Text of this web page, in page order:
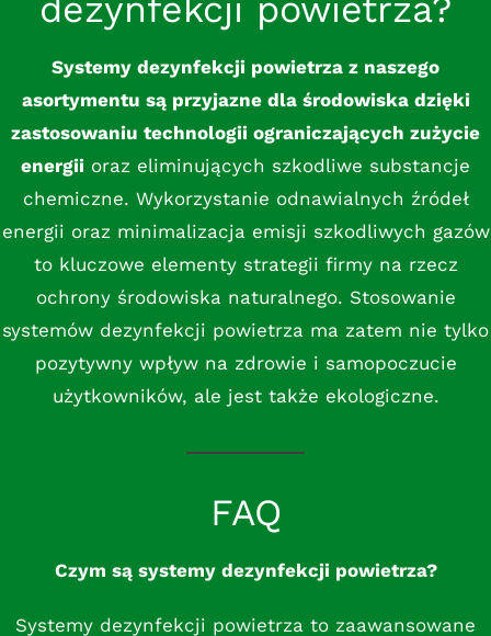
dezynfekcji powietrza?
Systemy dezynfekcji powietrza z naszego
asortymentu są przyjazne dla środowiska dzięki
zastosowaniu technologii ograniczających zużycie
energii oraz eliminujących szkodliwe substancje
chemiczne. Wykorzystanie odnawialnych źródeł
energii oraz minimalizacja emisji szkodliwych gazów
to kluczowe elementy strategii firmy na rzecz
ochrony środowiska naturalnego. Stosowanie
systemów dezynfekcji powietrza ma zatem nie tylko
pozytywny wpływ na zdrowie i samopoczucie
użytkowników, ale jest także ekologiczne.
FAQ
Czym są systemy dezynfekcji powietrza?
Systemy dezynfekcji powietrza to zaawansowane